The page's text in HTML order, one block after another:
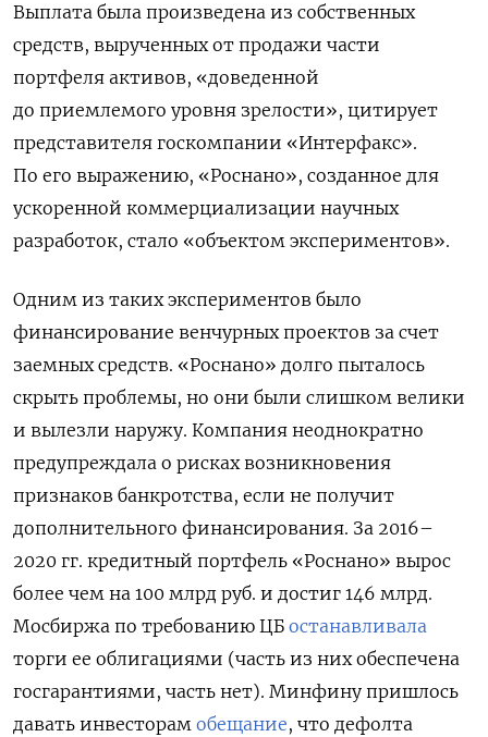
Выплата была произведена из собственных
средств, вырученных от продажи части
портфеля активов, «доведенной
до приемлемого уровня зрелости», цитирует
представителя госкомпании «Интерфакс».
По его выражению, «Роснано», созданное для
ускоренной коммерциализации научных
разработок, стало «объектом экспериментов».
Одним из таких экспериментов было
финансирование венчурных проектов за счет
заемных средств. «Роснано» долго пыталось
скрыть проблемы, но они были слишком велики
и вылезли наружу. Компания неоднократно
предупреждала о рисках возникновения
признаков банкротства, если не получит
дополнительного финансирования. За 2016–
2020 гг. кредитный портфель «Роснано» вырос
более чем на 100 млрд руб. и достиг 146 млрд.
Мосбиржа по требованию ЦБ останавливала
торги ее облигациями (часть из них обеспечена
госгарантиями, часть нет). Минфину пришлось
давать инвесторам обещание, что дефолта